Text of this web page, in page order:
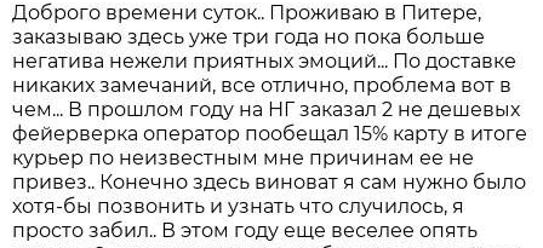
Доброго времени суток.. Проживаю в Питере,
заказываю здесь уже три года но пока больше
негатива нежели приятных эмоций... По доставке
никаких замечаний, все отлично, проблема вот в
чем... В прошлом году на НГ заказал 2 не дешевых
фейерверка оператор пообещал 15% карту в итоге
курьер по неизвестным мне причинам ее не
привез.. Конечно здесь виноват я сам нужно было
хотя-бы позвонить и узнать что случилось, я
просто забил.. В этом году еще веселее опять